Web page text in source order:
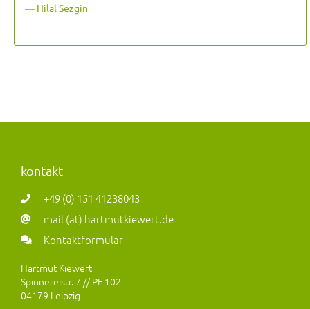
― Hilal Sezgin
kontakt
+49 (0) 151 41238043
mail (at) hartmutkiewert.de
Kontaktformular
Hartmut Kiewert
Spinnereistr. 7 // PF 102
04179 Leipzig